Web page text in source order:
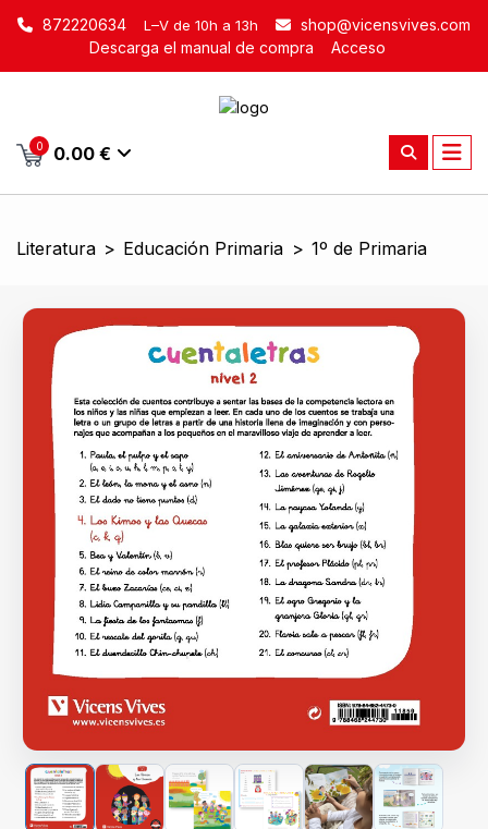
872220634 L–V de 10h a 13h
shop@vicensvives.com
Descarga el manual de compra
Acceso
0 0.00 €
Literatura > Educación Primaria > 1º de Primaria